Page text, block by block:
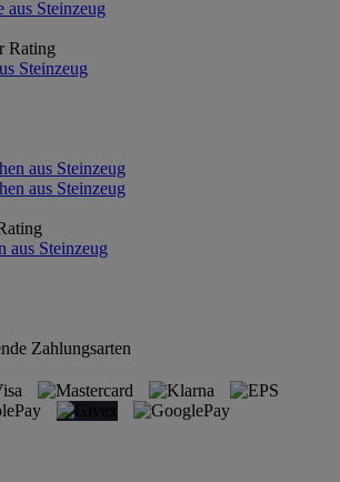
Rating
Steinzeug
aus Steinzeug
Zahlungsarten